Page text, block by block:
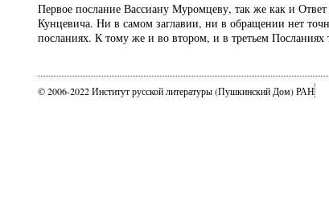
Первое послание Вассиану Муромцеву, так же как и Ответ
Кунцевича. Ни в самом заглавии, ни в обращении нет
посланиях. К тому же и во втором, и в третьем Посланиях
© 2006-2022 Институт русской литературы (Пушкинский Дом) РАН